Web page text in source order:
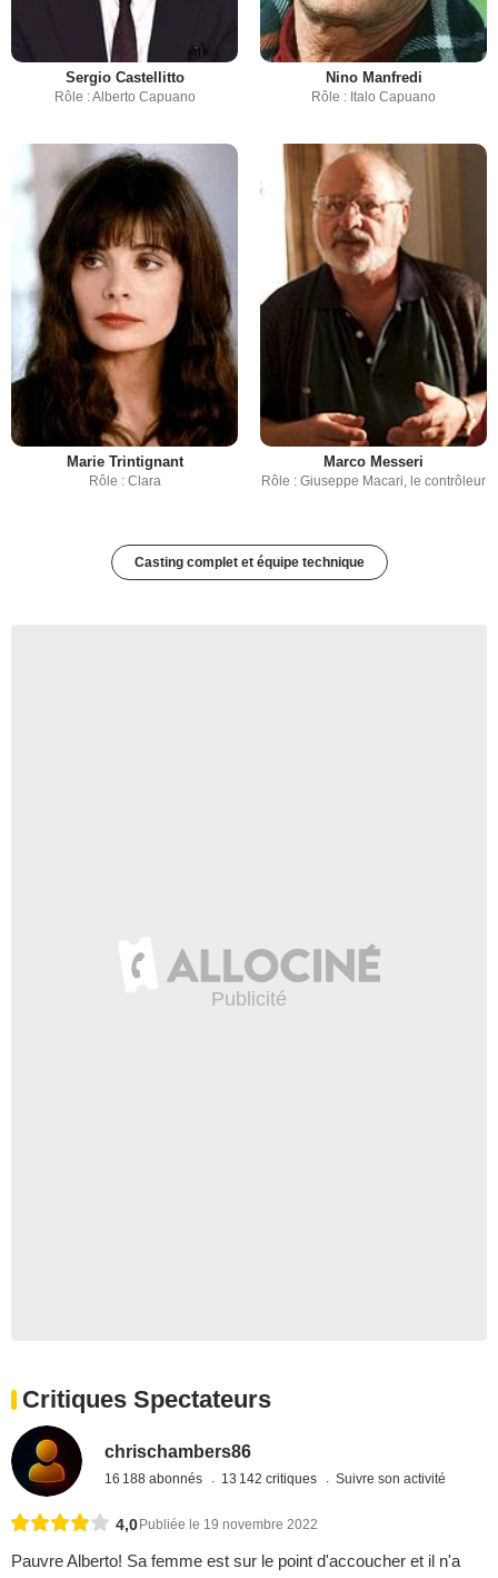
Sergio Castellitto
Rôle : Alberto Capuano
Nino Manfredi
Rôle : Italo Capuano
Marie Trintignant
Rôle : Clara
Marco Messeri
Rôle : Giuseppe Macari, le contrôleur
Casting complet et équipe technique
Critiques Spectateurs
chrischambers86
16 188 abonnés 13 142 critiques Suivre son activité
4,0 Publiée le 19 novembre 2022
Pauvre Alberto! Sa femme est sur le point d'accoucher et il n'a